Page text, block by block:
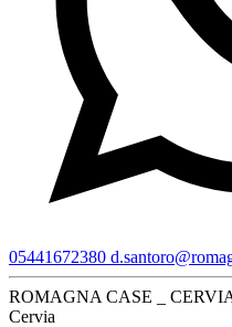
05441672380
ROMAGNA CASE _
Cervia